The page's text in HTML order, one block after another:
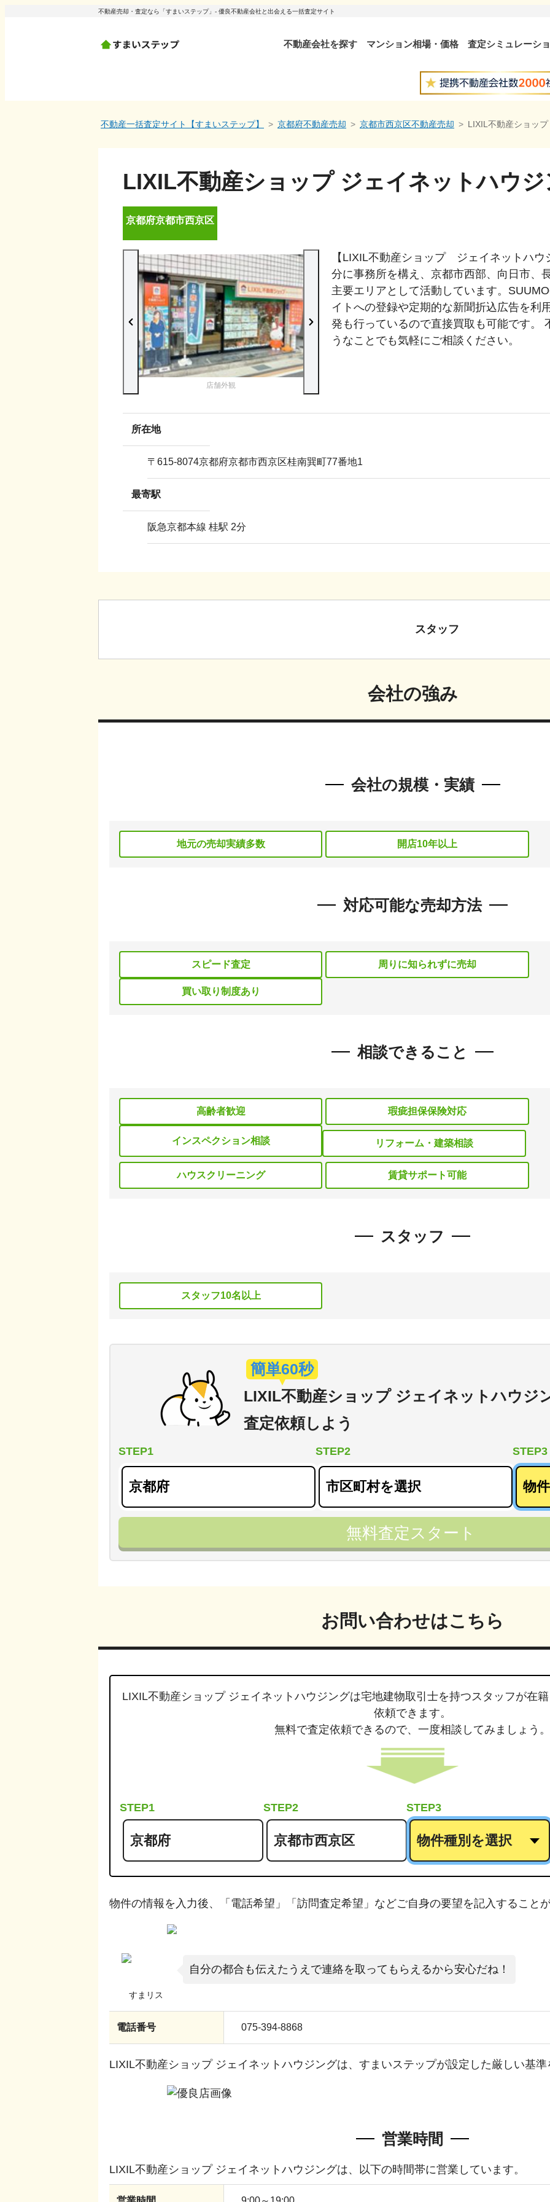
不動産売却・査定なら「すまいステップ」- 優良不動産会社と出会える一括査定サイト
不動産会社を探す マンション相場・価格 査定シミュレーシ
不動産一括査定サイト【すまいステップ】 京都府不動産売却 京都市西京区不動産売却 LIXIL不動産ショッ
LIXIL不動産ショップ ジェイネットハウ
京都府京都市西京区
店舗外観
【LIXIL不動産ショップ ジェイネットハ
分に事務所を構え、京都市西部、向日市、
主要エリアとして活動しています。
イトへの登録や定期的な新聞折込広告を利
発も行っているので直接買取も可能です。
うなことでも気軽にご相談ください。
所在地
〒 615-8074京都府京都市西京区桂南巽町77番地1
最寄駅
阪急京都本線 桂駅 2分
スタッフ
会社の強み
会社の規模・実績
地元の売却実績多数 開店10年以上
対応可能な売却方法
スピード査定 周りに知られずに売却
買い取り制度あり
相談できること
高齢者歓迎 瑕疵担保保険対応
インスペクション相談 リフォーム・建築相談
ハウスクリーニング 賃貸サポート可能
スタッフ
スタッフ10名以上
簡単60秒
LIXIL不動産ショップ ジェイネットハウジ
査定依頼しよう
STEP1 STEP2 STEP3
無料査定スタート
お問い合わせはこちら
LIXIL不動産ショップ ジェイネットハウジングは宅地建物取引士を持つスタッフが在
依頼できます。
無料で査定依頼できるので、 一度相談してみましょう。
STEP1 STEP2 STEP3
物件の情報を入力後、「電話希望」「訪問査定希望」などご自身の要望を記入すること
自分の都合も伝えたうえで連絡を取ってもらえるから安心だね！
電話番号 075-394-8868
LIXIL不動産ショップ ジェイネットハウジングは、すまいステップが設定した厳しい基
営業時間
LIXIL不動産ショップ ジェイネットハウジングは、以下の時間帯に営業しています。